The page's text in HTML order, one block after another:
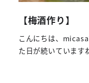
【梅酒作り】
こんにちは、
た日が続いていま